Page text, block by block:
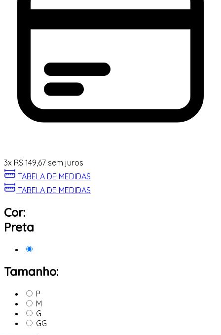
3x R$ 149,67 sem juros
TABELA DE MEDIDAS
TABELA DE MEDIDAS
Cor:
Preta
Tamanho:
P
M
G
GG